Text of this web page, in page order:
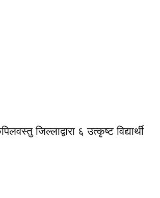
जिल्लाद्वारा ६ उत्कृष्ट विद्यार्थी